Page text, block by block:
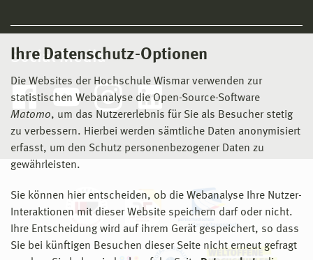
Ihre Datenschutz-Optionen
Die Websites der Hochschule Wismar verwenden zur
statistischen Webanalyse die Open-Source-Software
Matomo, um das Nutzererlebnis für Sie als Besucher stetig
zu verbessern. Hierbei werden sämtliche Daten anonymisiert
erfasst, um den Schutz personenbezogener Daten zu
gewährleisten.
Sie können hier entscheiden, ob die Webanalyse Ihre Nutzer-
Interaktionen mit dieser Website speichern darf oder nicht.
Ihre Entscheidung wird auf ihrem Gerät gespeichert, so dass
Sie bei künftigen Besuchen dieser Seite nicht erneut gefragt
Social Media